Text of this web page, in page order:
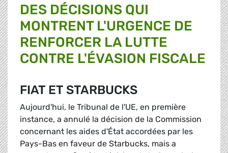
DES DÉCISIONS QUI
MONTRENT L'URGENCE DE
RENFORCER LA LUTTE
CONTRE L'ÉVASION FISCALE
FIAT ET STARBUCKS
Aujourd'hui, le Tribunal de l'UE, en première
instance, a annulé la décision de la Commission
concernant les aides d'État accordées par les
Pays-Bas en faveur de Starbucks, mais a